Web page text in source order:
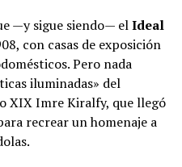
—y sigue siendo— elIdeal
con casas de exposición
Pero nada
iluminadas» del
XIX Imre Kiralfy, que llegó
recrear un homenaje a